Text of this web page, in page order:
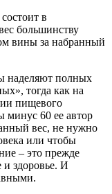
в
большинству
вины за набранный
наделяют полных
тогда как на
пищевого
60 ее автор
вес, не нужно
или чтобы
– это прежде
и здоровье. И